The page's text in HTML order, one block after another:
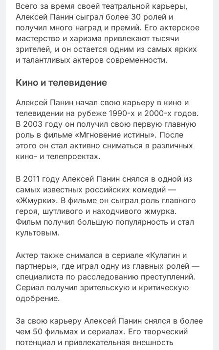
Всего за время своей театральной карьеры,
Алексей Панин сыграл более 30 ролей и
получил много наград и премий. Его актерское
мастерство и харизма привлекают тысячи
зрителей, и он остается одним из самых ярких
и талантливых актеров современности.
Кино и телевидение
Алексей Панин начал свою карьеру в кино и
телевидении на рубеже 1990-х и 2000-х годов.
В 2003 году он получил свою первую главную
роль в фильме «Мгновение истины». После
этого он стал активно сниматься в различных
кино- и телепроектах.
В 2011 году Алексей Панин снялся в одной из
самых известных российских комедий —
«Жмурки». В фильме он сыграл роль главного
героя, шутливого и находчивого жмурка.
Фильм получил большую популярность и стал
культовым.
Актер также снимался в сериале «Кулагин и
партнеры», где играл одну из главных ролей —
специалиста по расследованию преступлений.
Сериал получил зрительскую и критическую
одобрение.
За свою карьеру Алексей Панин снялся в более
чем 50 фильмах и сериалах. Его творческий
потенциал и привлекательная внешность